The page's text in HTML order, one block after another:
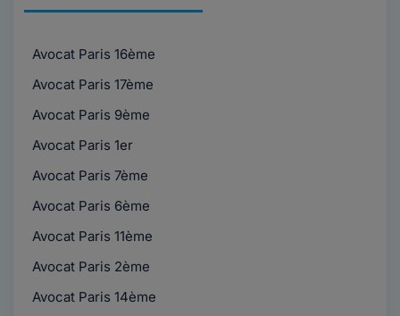
Avocat Paris 16ème
Avocat Paris 17ème
Avocat Paris 9ème
Avocat Paris 1er
Avocat Paris 7ème
Avocat Paris 6ème
Avocat Paris 11ème
Avocat Paris 2ème
Avocat Paris 14ème